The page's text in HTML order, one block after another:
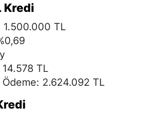
Kredi
1.500.000 TL
TL
Ödeme: 2.624.092 TL